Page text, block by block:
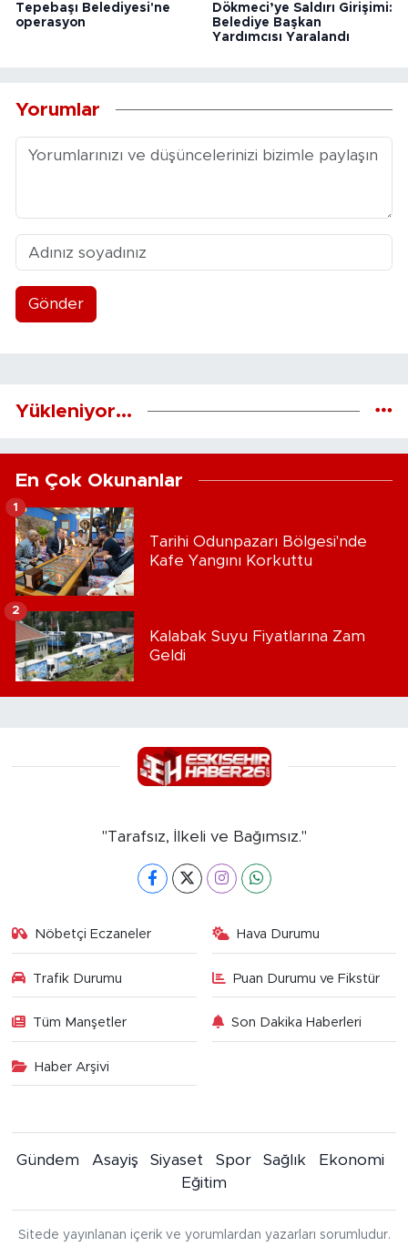
Tepebaşı Belediyesi'ne
operasyon
Dökmeci’ye Saldırı Girişimi:
Belediye Başkan
Yardımcısı Yaralandı
Yorumlar
Gönder
Yükleniyor...
En Çok Okunanlar
Tarihi Odunpazarı Bölgesi'nde
Kafe Yangını Korkuttu
1
Kalabak Suyu Fiyatlarına Zam
Geldi
2
"Tarafsız, İlkeli ve Bağımsız."
Nöbetçi Eczaneler Hava Durumu
Trafik Durumu Puan Durumu ve Fikstür
Tüm Manşetler Son Dakika Haberleri
Haber Arşivi
Gündem Asayiş Siyaset Spor Sağlık
Ekonomi
Eğitim
Sitede yayınlanan içerik ve yorumlardan yazarları sorumludur.